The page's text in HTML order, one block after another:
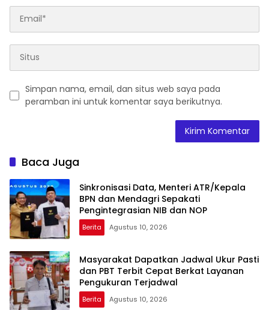
Simpan nama, email, dan situs web saya pada
peramban ini untuk komentar saya berikutnya.
Baca Juga
Sinkronisasi Data, Menteri ATR/Kepala
BPN dan Mendagri Sepakati
Pengintegrasian NIB dan NOP
Berita Agustus 10, 2026
Masyarakat Dapatkan Jadwal Ukur Pasti
dan PBT Terbit Cepat Berkat Layanan
Pengukuran Terjadwal
Berita Agustus 10, 2026